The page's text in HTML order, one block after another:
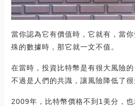
當你認為它有價值時，它就有，當
殊的數據時，那它就一文不值。
在當時，投資比特幣是有很大風險
不過是人們的共識，讓風險降低了很
2009年，比特幣價格不到1美分，